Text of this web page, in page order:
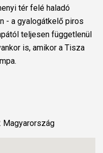
tér felé haladó
- a gyalogátkelő piros
teljesen függetlenül
is, amikor a Tisza
Magyarország